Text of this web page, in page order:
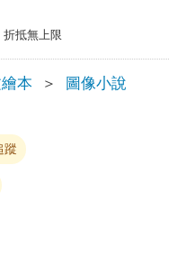
折抵無上限
本 ＞ 圖像小說
蹤